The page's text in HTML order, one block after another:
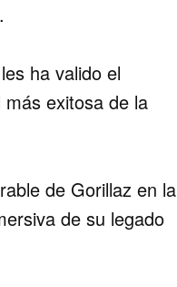
ha valido el
exitosa de la
de Gorillaz en la
de su legado